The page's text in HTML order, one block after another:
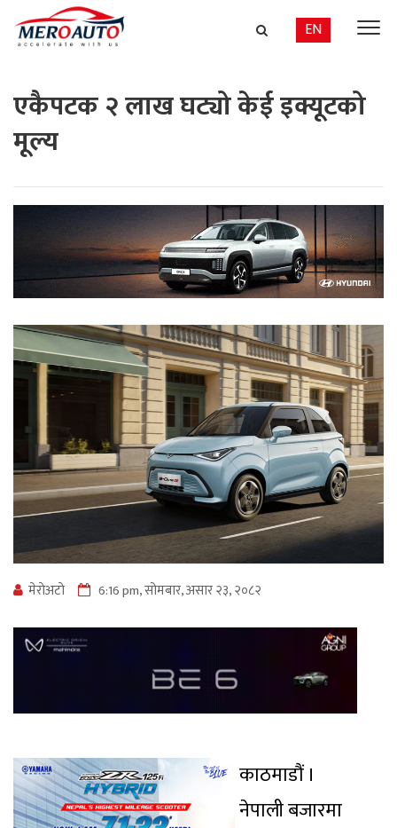
EN
एकैपटक २ लाख घट्यो केई इक्यूटको
मूल्य
मेराेअटाे 6:16 pm, सोमबार, असार २३, २०८२
काठमाडौं ।
नेपाली बजारमा